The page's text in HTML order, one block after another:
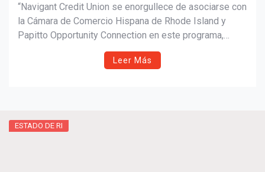
“Navigant Credit Union se enorgullece de asociarse con
la Cámara de Comercio Hispana de Rhode Island y
Papitto Opportunity Connection en este programa,
“Building Bankable Business.”
Leer Más
ESTADO DE RI